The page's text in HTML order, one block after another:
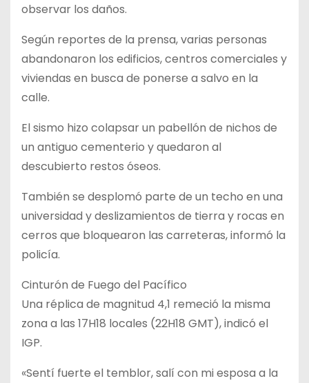
observar los daños.
Según reportes de la prensa, varias personas
abandonaron los edificios, centros comerciales y
viviendas en busca de ponerse a salvo en la
calle.
El sismo hizo colapsar un pabellón de nichos de
un antiguo cementerio y quedaron al
descubierto restos óseos.
También se desplomó parte de un techo en una
universidad y deslizamientos de tierra y rocas en
cerros que bloquearon las carreteras, informó la
policía.
Cinturón de Fuego del Pacífico
Una réplica de magnitud 4,1 remeció la misma
zona a las 17H18 locales (22H18 GMT), indicó el
IGP.
«Sentí fuerte el temblor, salí con mi esposa a la